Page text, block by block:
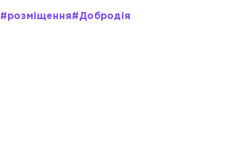
#розміщення#Добродія